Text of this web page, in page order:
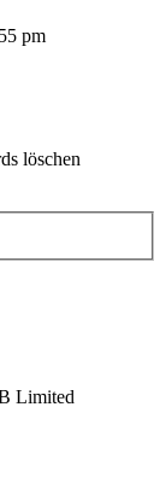
pm
löschen
Limited